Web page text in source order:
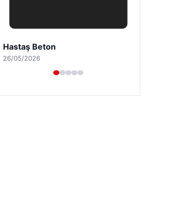
Enes Kaplan Avukatlık Bürosu
28/04/2026